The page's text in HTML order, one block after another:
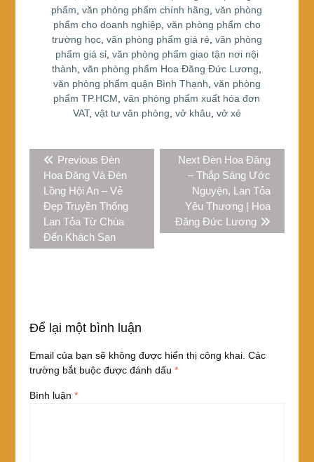
phẩm,văn phòng phẩm chính hãng,văn phòng
phẩm cho doanh nghiệp, văn phòng phẩm cho
trường học, văn phòng phẩm giá rẻ, văn phòng
phẩm giá sỉ, văn phòng phẩm giao tận nơi nội
thành,văn phòng phẩm Hoa Đăng Đức Lương,
văn phòng phẩm quận Bình Thạnh, văn phòng
phẩm TP.HCM,văn phòng phẩm xuất hóa đơn
VAT, vật tư văn phòng, vở khâu, vở xé
hướng
bài
viết
Previous Previous
post:
Đèn
Hoa Đăng Và Đèn
Lồng Hội An – Vẻ
Đẹp Truyền Thống
Lan Tỏa Từ Chùa
Đến Khách Sạn
Next Next
post:
Đèn Hoa Đăng
– Thắp Sáng Ước
Nguyện, Lan Tỏa
Yêu Thương | Hoa
Đăng Đức Lương
Để lại một bình luận
Email của bạn sẽ không được hiển thị công khai. Các
trường bắt buộc được đánh dấu *
Bình luận *